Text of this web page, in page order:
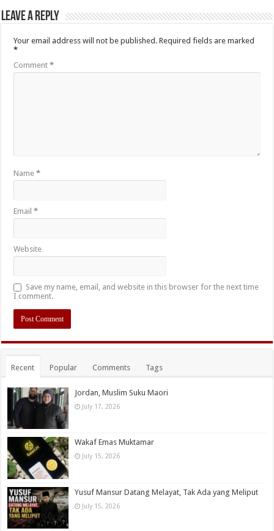
Leave a Reply
Your email address will not be published. Required fields are marked
*
Comment*
Name*
Email*
Website
Save my name, email, and website in this browser for the next time
I comment.
Recent Popular Comments Tags
Jordan, Muslim Suku Maori
July 17, 2026
Wakaf Emas Muktamar
July 15, 2026
Yusuf Mansur Datang Melayat, Tak Ada yang Meliput
July 15, 2026